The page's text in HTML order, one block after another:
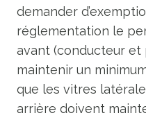
demander
réglementation le
avant (conducteur et
maintenir un
que les vitres
arrière doivent